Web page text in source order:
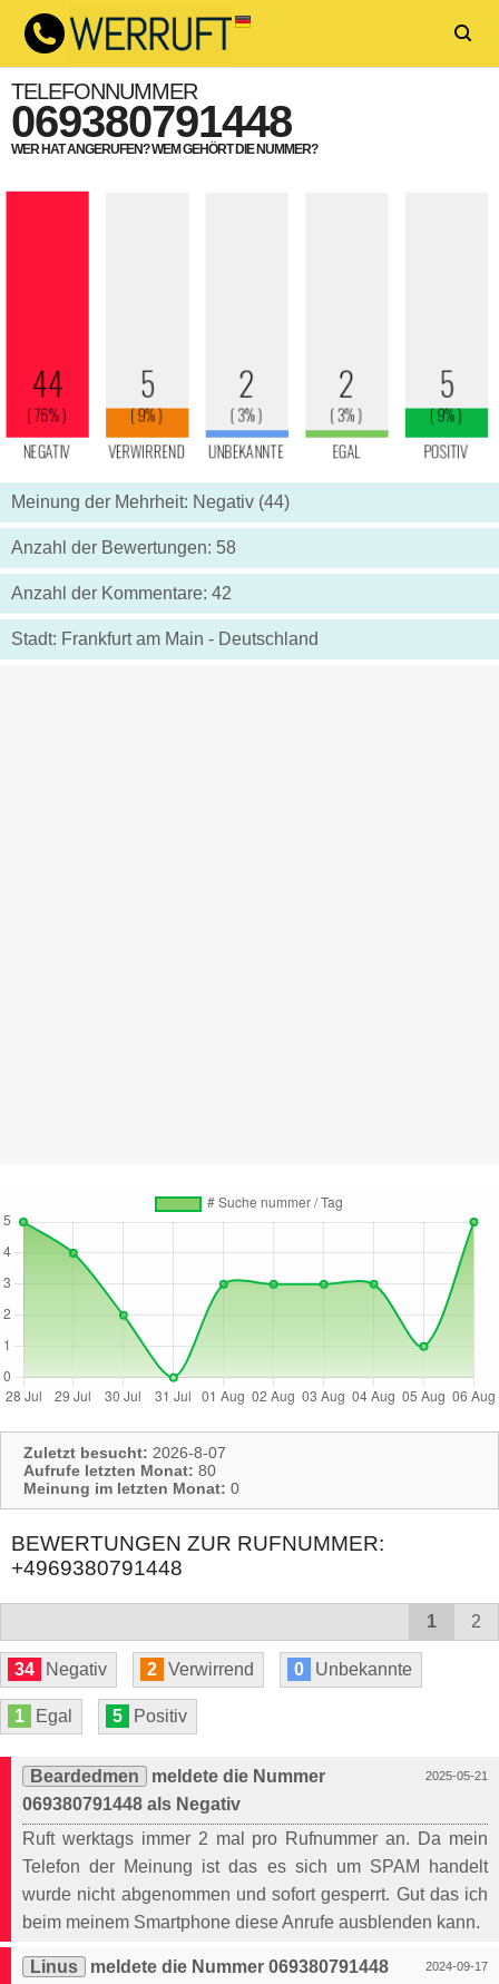
TELEFONNUMMER
069380791448
WER HAT ANGERUFEN? WEM GEHÖRT DIE NUMMER?
Meinung der Mehrheit: Negativ (44)
Anzahl der Bewertungen: 58
Anzahl der Kommentare: 42
Stadt: Frankfurt am Main - Deutschland
Zuletzt besucht: 2026-8-07
Aufrufe letzten Monat: 80
Meinung im letzten Monat: 0
BEWERTUNGEN ZUR RUFNUMMER:
+4969380791448
1 2
34 Negativ 2 Verwirrend 0 Unbekannte
1 Egal 5 Positiv
2025-05-21
Beardedmen
meldete die Nummer
069380791448 als Negativ
Ruft werktags immer 2 mal pro Rufnummer an. Da mein
Telefon der Meinung ist das es sich um SPAM handelt
wurde nicht abgenommen und sofort gesperrt. Gut das ich
beim meinem Smartphone diese Anrufe ausblenden kann.
2024-09-17
Linus
meldete die Nummer 069380791448